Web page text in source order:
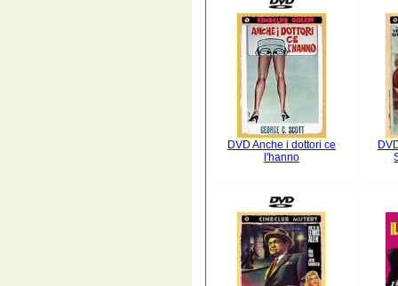
DVD Anche i dottori ce
l'hanno